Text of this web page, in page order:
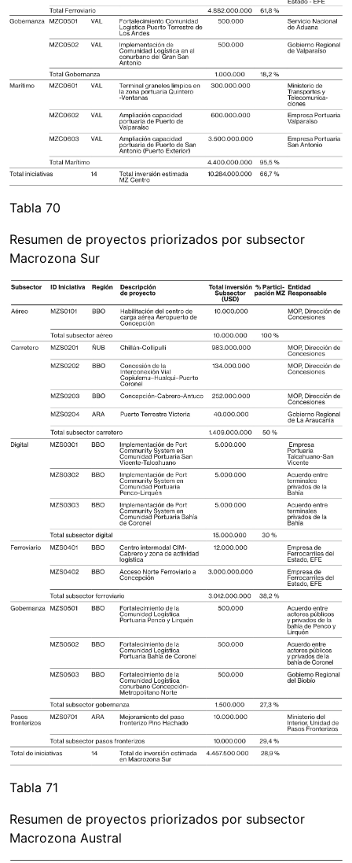
Tabla 70
Resumen de proyectos priorizados por subsector
Macrozona Sur
Tabla 71
Resumen de proyectos priorizados por subsector
Macrozona Austral